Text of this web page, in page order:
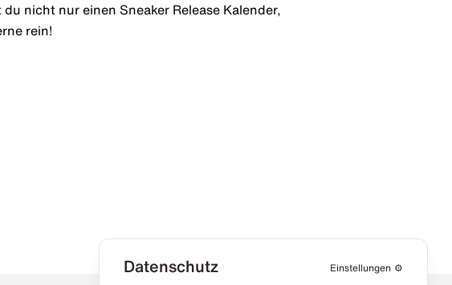
du nicht nur einen Sneaker Release Kalender,
rein!
Datenschutz Einstellungen ⚙️